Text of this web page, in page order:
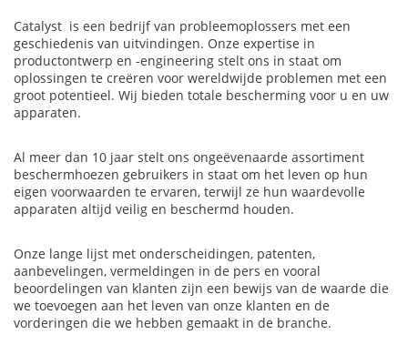
Catalyst is een bedrijf van probleemoplossers met een
geschiedenis van uitvindingen. Onze expertise in
productontwerp en -engineering stelt ons in staat om
oplossingen te creëren voor wereldwijde problemen met een
groot potentieel. Wij bieden totale bescherming voor u en uw
apparaten.
Al meer dan 10 jaar stelt ons ongeëvenaarde assortiment
beschermhoezen gebruikers in staat om het leven op hun
eigen voorwaarden te ervaren, terwijl ze hun waardevolle
apparaten altijd veilig en beschermd houden.
Onze lange lijst met onderscheidingen, patenten,
aanbevelingen, vermeldingen in de pers en vooral
beoordelingen van klanten zijn een bewijs van de waarde die
we toevoegen aan het leven van onze klanten en de
vorderingen die we hebben gemaakt in de branche.